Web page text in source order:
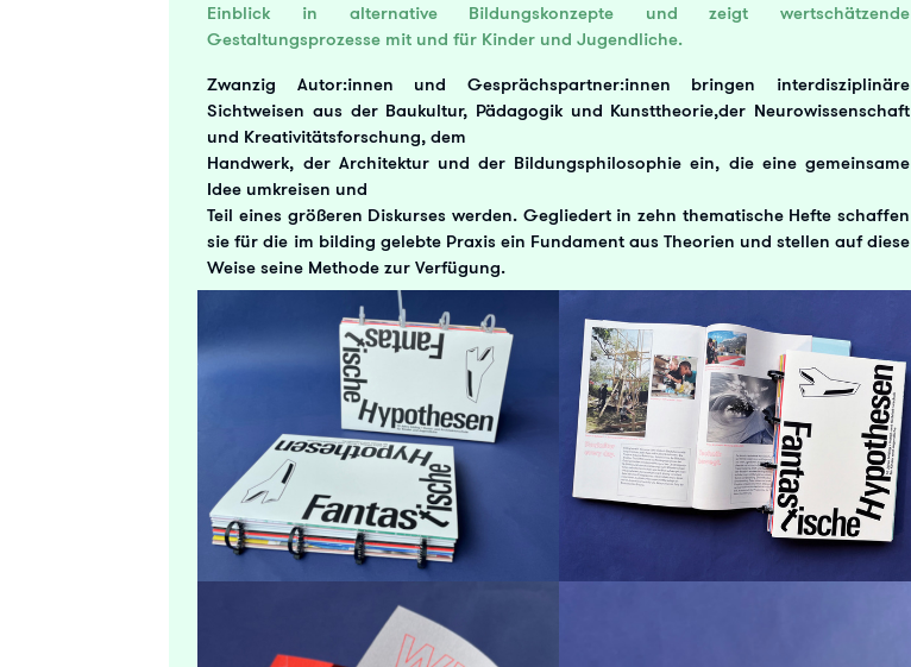
Einblick in alternative Bildungskonzepte und zeigt wertschätzende
Gestaltungsprozesse mit und für Kinder und Jugendliche.
Zwanzig Autor:innen und Gesprächspartner:innen bringen interdisziplinäre
Sichtweisen aus der Baukultur, Pädagogik und Kunsttheorie,der Neurowissenschaft
und Kreativitätsforschung, dem
Handwerk, der Architektur und der Bildungsphilosophie ein, die eine gemeinsame
Idee umkreisen und
Teil eines größeren Diskurses werden. Gegliedert in zehn thematische Hefte schaffen
sie für die im bilding gelebte Praxis ein Fundament aus Theorien und stellen auf diese
Weise seine Methode zur Verfügung.